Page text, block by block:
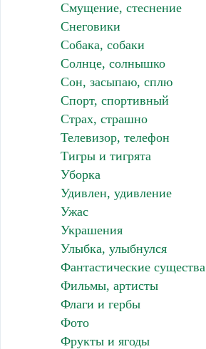
Смущение, стеснение
Снеговики
Собака, собаки
Солнце, солнышко
Сон, засыпаю, сплю
Спорт, спортивный
Страх, страшно
Телевизор, телефон
Тигры и тигрята
Уборка
Удивлен, удивление
Ужас
Украшения
Улыбка, улыбнулся
Фантастические существа
Фильмы, артисты
Флаги и гербы
Фото
Фрукты и ягоды